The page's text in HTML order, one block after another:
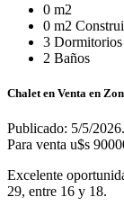
0 m2
0 m2
3 Dormitorios
2 Baños
Chalet en Venta en
Publicado: 5/5/
Para venta u$s
Excelente
29, entre 16 y 18.